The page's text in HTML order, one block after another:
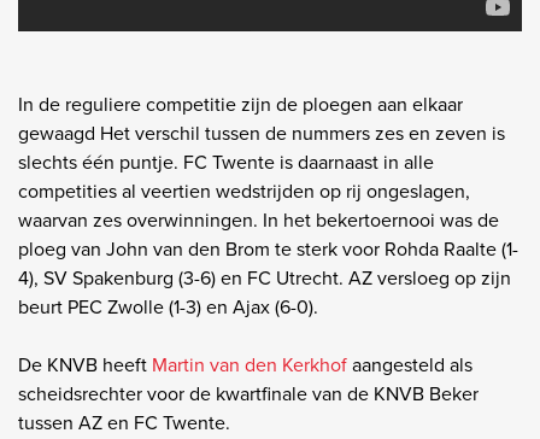
In de reguliere competitie zijn de ploegen aan elkaar
gewaagd Het verschil tussen de nummers zes en zeven is
slechts één puntje. FC Twente is daarnaast in alle
competities al veertien wedstrijden op rij ongeslagen,
waarvan zes overwinningen. In het bekertoernooi was de
ploeg van John van den Brom te sterk voor Rohda Raalte (1-
4), SV Spakenburg (3-6) en FC Utrecht. AZ versloeg op zijn
beurt PEC Zwolle (1-3) en Ajax (6-0).
De KNVB heeft Martin van den Kerkhofaangesteld als
scheidsrechter voor de kwartfinale van de KNVB Beker
tussen AZ en FC Twente.